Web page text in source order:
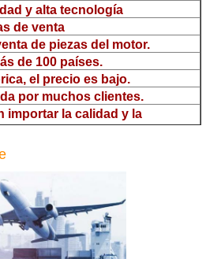
de tres mordazas denso (retirar
denso)
ultrasónico (limpiar la
del inyector)
prueba multifunción de
CR
de pruebas de inyectores
y alta tecnología
de venta
de piezas del motor.
de 100 países.
el precio es bajo.
por muchos clientes.
importar la calidad y la